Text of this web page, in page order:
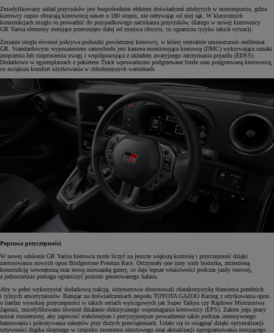
Zmodyfikowany układ przycisków jest bezpośrednim efektem doświadczeń zdobytych w motorsporcie, gdzie
kierowcy często obracają kierownicę nawet o 180 stopni, nie odrywając od niej rąk. W klasycznych
konstrukcjach mogło to prowadzić do przypadkowego naciskania przycisków, dlatego w nowej kierownicy
GR Yarisa elementy sterujące przesunięto dalej od miejsca chwytu, co ogranicza ryzyko takich sytuacji.
Zmianie uległa również pokrywa poduszki powietrznej kierowcy, w której centralnie umieszczono emblemat
GR. Standardowym wyposażeniem samochodu jest kamera monitorująca kierowcę (DMC) wykrywająca oznaki
zmęczenia lub rozproszenia uwagi i współpracująca z układem awaryjnego zatrzymania pojazdu (EDSS).
Dodatkowo w egzemplarzach z pakietem Track wprowadzono podgrzewane fotele oraz podgrzewaną kierownicę,
co zwiększa komfort użytkowania w chłodniejszych warunkach.
Poprawa przyczepności
W nowej odsłonie GR Yarisa kierowca może liczyć na jeszcze większą kontrolę i przyczepność dzięki
zastosowaniu nowych opon Bridgestone Potenza Race. Otrzymały one inny wzór bieżnika, zmienioną
konstrukcję wewnętrzną oraz nową mieszankę gumy, co daje lepsze właściwości podczas jazdy torowej,
a jednocześnie pomaga ograniczyć poziom generowanego hałasu.
Aby w pełni wykorzystać dodatkową trakcję, inżynierowie dostosowali charakterystykę tłumienia przednich
i tylnych amortyzatorów. Bazując na doświadczeniach zespołu TOYOTA GAZOO Racing z użytkowania opon
o bardzo wysokiej przyczepności w takich seriach wyścigowych jak Super Taikyu czy Rajdowe Mistrzostwa
Japonii, zmodyfikowano również działanie elektrycznego wspomagania kierownicy (EPS). Zakres jego pracy
został rozszerzony, aby zapewnić stabilniejsze i precyzyjniejsze prowadzenie także podczas intensywnego
hamowania i pokonywania zakrętów przy dużych przeciążeniach. Udało się to osiągnąć dzięki optymalizacji
sztywności drążka skrętnego w czujniku momentu obrotowego oraz aktualizacji oprogramowania sterującego